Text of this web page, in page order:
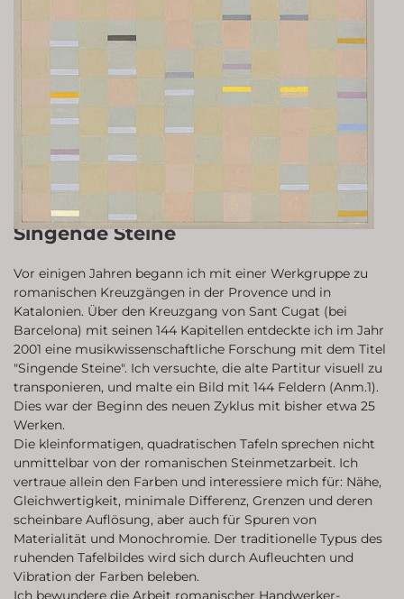
Singende Steine
Vor einigen Jahren begann ich mit einer Werkgruppe zu
romanischen Kreuzgängen in der Provence und in
Katalonien. Über den Kreuzgang von Sant Cugat (bei
Barcelona) mit seinen 144 Kapitellen entdeckte ich im Jahr
2001 eine musikwissenschaftliche Forschung mit dem Titel
"Singende Steine". Ich versuchte, die alte Partitur visuell zu
transponieren, und malte ein Bild mit 144 Feldern (Anm.1).
Dies war der Beginn des neuen Zyklus mit bisher etwa 25
Werken.
Die kleinformatigen, quadratischen Tafeln sprechen nicht
unmittelbar von der romanischen Steinmetzarbeit. Ich
vertraue allein den Farben und interessiere mich für: Nähe,
Gleichwertigkeit, minimale Differenz, Grenzen und deren
scheinbare Auflösung, aber auch für Spuren von
Materialität und Monochromie. Der traditionelle Typus des
ruhenden Tafelbildes wird sich durch Aufleuchten und
Vibration der Farben beleben.
Ich bewundere die Arbeit romanischer Handwerker-